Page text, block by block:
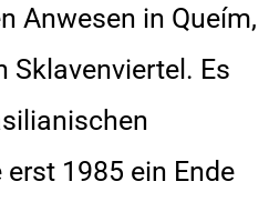
Anwesen in Queím,
Sklavenviertel. Es
1985 ein Ende